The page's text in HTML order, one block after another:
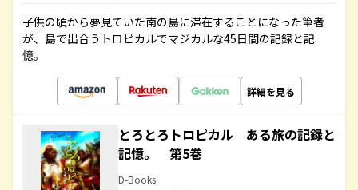
子供の頃から夢見ていた南の島に滞在することになった筆者
が、島で出合うトロピカルでマジカルな45日間の記録と記
憶。
詳細を見る
とろとろトロピカル ある旅の記録と
記憶。 第5巻
D-Books